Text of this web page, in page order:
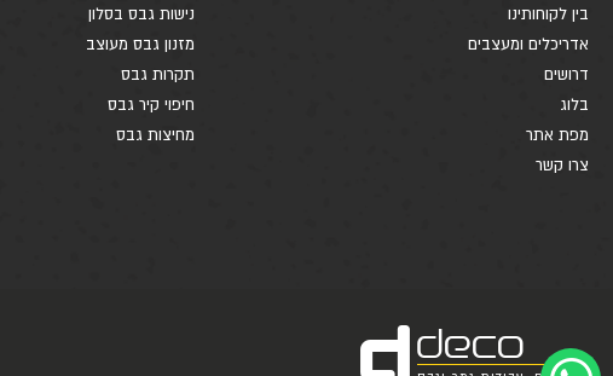
בין לקוחותינו
אדריכלים ומעצבים
דרושים
בלוג
מפת אתר
צרו קשר
נישות גבס בסלון
מזנון גבס מעוצב
תקרות גבס
חיפוי קיר גבס
מחיצות גבס
deco
d